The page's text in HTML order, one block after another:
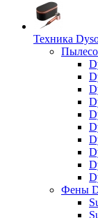
Техника
Фены